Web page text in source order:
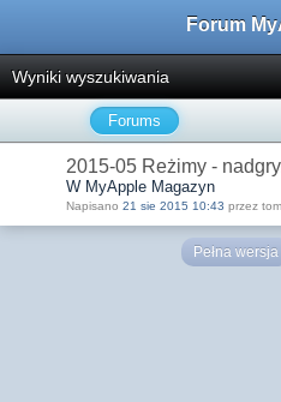
Forum
Wyniki wyszukiwania
Forums
2015-05 Reżimy -
W MyApple Magazyn
Napisano 21 sie 2015 10:43 przez
Pełna wersja